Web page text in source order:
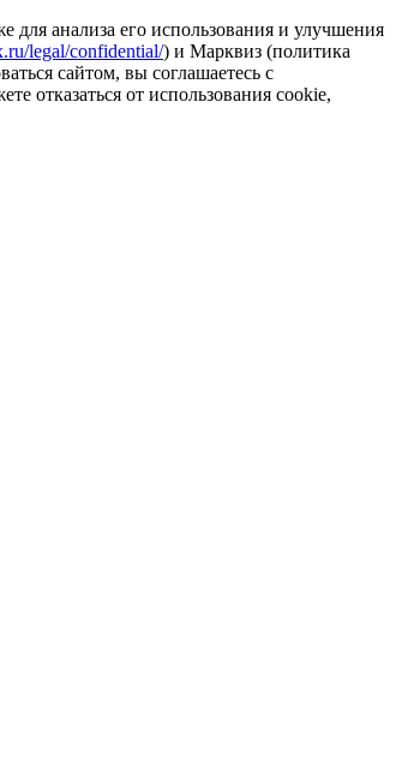
анализа его использования и улучшения
legal/confidential/) и Марквиз (политика
сайтом, вы соглашаетесь с
отказаться от использования cookie,